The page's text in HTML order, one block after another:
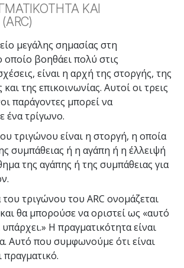
ΚΑΙ
μεγάλης σημασίας στη
οποίο βοηθάει πολύ στις
είναι η αρχή της στοργής, της
της επικοινωνίας. Αυτοί οι τρεις
παράγοντες μπορεί να
ένα τρίγωνο.
τριγώνου είναι η στοργή, η οποία
συμπάθειας ή η αγάπη ή η έλλειψή
της αγάπης ή της συμπάθειας για
τριγώνου του ARC ονομάζεται
θα μπορούσε να οριστεί ως «αυτό
Η πραγματικότητα είναι
Αυτό που συμφωνούμε ότι είναι
πραγματικό.